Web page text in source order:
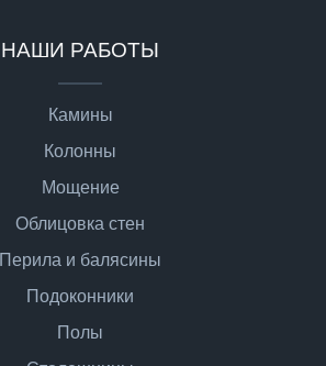
НАШИ РАБОТЫ
Камины
Колонны
Мощение
Облицовка стен
Перила и балясины
Подоконники
Полы